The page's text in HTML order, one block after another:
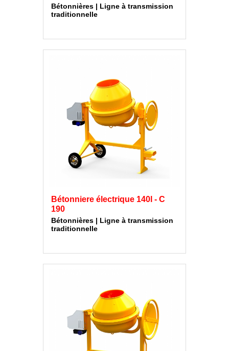
Bétonnières | Ligne à transmission
traditionnelle
Bétonniere électrique 140l - C
190
Bétonnières | Ligne à transmission
traditionnelle